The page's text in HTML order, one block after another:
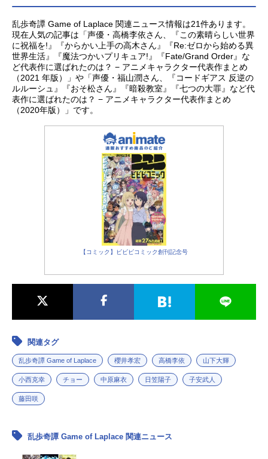
乱歩奇譚 Game of Laplace 関連ニュース情報は21件あります。
現在人気の記事は「声優・高橋李依さん、『この素晴らしい世界
に祝福を!』『からかい上手の高木さん』『Re:ゼロから始める異
世界生活』『魔法つかいプリキュア!』『Fate/Grand Order』な
ど代表作に選ばれたのは？ − アニメキャラクター代表作まとめ
（2021 年版）」や「声優・福山潤さん、『コードギアス 反逆の
ルルーシュ』『おそ松さん』『暗殺教室』『七つの大罪』など代
表作に選ばれたのは？ − アニメキャラクター代表作まとめ
（2020年版）」です。
【コミック】ビビビコミック創刊記念号
関連タグ
乱歩奇譚 Game of Laplace 櫻井孝宏 高橋李依 山下大輝
小西克幸 チョー 中原麻衣 日笠陽子 子安武人
藤田咲
乱歩奇譚 Game of Laplace 関連ニュース